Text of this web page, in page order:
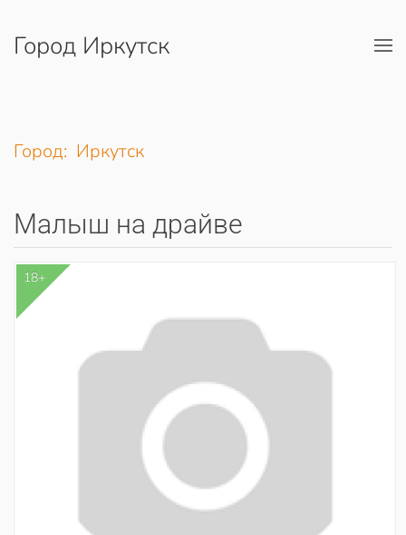
Перейти к содержимому
Город Иркутск
Город: Иркутск
Малыш на драйве
18+